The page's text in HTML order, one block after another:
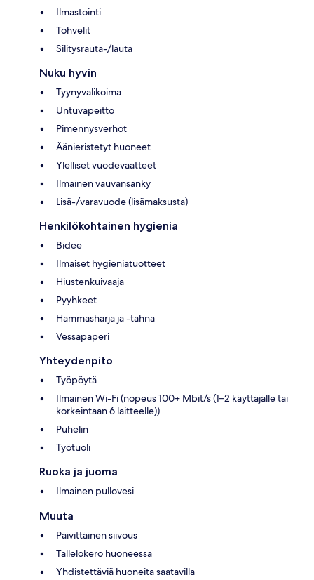
Ilmastointi
Tohvelit
Silitysrauta-/lauta
Nuku hyvin
Tyynyvalikoima
Untuvapeitto
Pimennysverhot
Äänieristetyt huoneet
Ylelliset vuodevaatteet
Ilmainen vauvansänky
Lisä-/varavuode (lisämaksusta)
Henkilökohtainen hygienia
Bidee
Ilmaiset hygieniatuotteet
Hiustenkuivaaja
Pyyhkeet
Hammasharja ja -tahna
Vessapaperi
Yhteydenpito
Työpöytä
Ilmainen Wi-Fi (nopeus 100+ Mbit/s (1–2 käyttäjälle tai
korkeintaan 6 laitteelle))
Puhelin
Työtuoli
Ruoka ja juoma
Ilmainen pullovesi
Muuta
Päivittäinen siivous
Tallelokero huoneessa
Yhdistettäviä huoneita saatavilla